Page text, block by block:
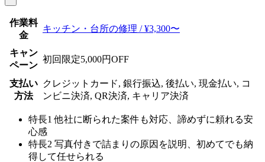
作業料
金
キッチン・台所の修理 / ¥3,300〜
キャン
ペーン
初回限定5,000円OFF
支払い
方法
クレジットカード, 銀行振込, 後払い, 現金払い, コ
ンビニ決済, QR決済, キャリア決済
特長1 他社に断られた案件も対応、諦めずに頼れる安
心感
特長2 写真付きで詰まりの原因を説明、初めてでも納
得して任せられる